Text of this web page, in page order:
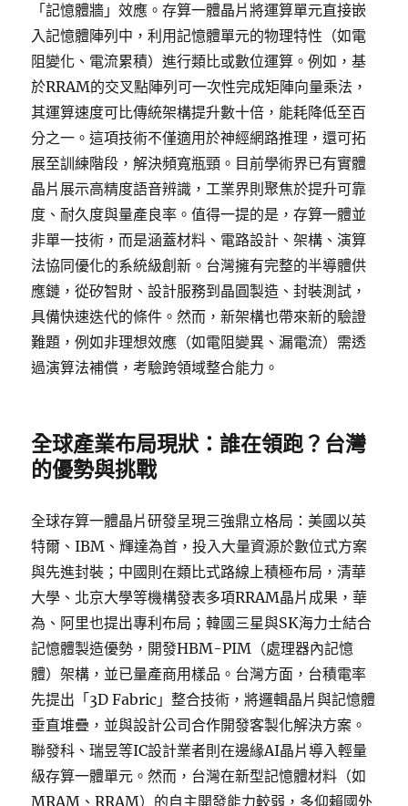
「記憶體牆」效應。存算一體晶片將運算單元直接嵌
入記憶體陣列中，利用記憶體單元的物理特性（如電
阻變化、電流累積）進行類比或數位運算。例如，基
於RRAM的交叉點陣列可一次性完成矩陣向量乘法，
其運算速度可比傳統架構提升數十倍，能耗降低至百
分之一。這項技術不僅適用於神經網路推理，還可拓
展至訓練階段，解決頻寬瓶頸。目前學術界已有實體
晶片展示高精度語音辨識，工業界則聚焦於提升可靠
度、耐久度與量產良率。值得一提的是，存算一體並
非單一技術，而是涵蓋材料、電路設計、架構、演算
法協同優化的系統級創新。台灣擁有完整的半導體供
應鏈，從矽智財、設計服務到晶圓製造、封裝測試，
具備快速迭代的條件。然而，新架構也帶來新的驗證
難題，例如非理想效應（如電阻變異、漏電流）需透
過演算法補償，考驗跨領域整合能力。
全球產業布局現狀：誰在領跑？台灣
的優勢與挑戰
全球存算一體晶片研發呈現三強鼎立格局：美國以英
特爾、IBM、輝達為首，投入大量資源於數位式方案
與先進封裝；中國則在類比式路線上積極布局，清華
大學、北京大學等機構發表多項RRAM晶片成果，華
為、阿里也提出專利布局；韓國三星與SK海力士結合
記憶體製造優勢，開發HBM-PIM（處理器內記憶
體）架構，並已量產商用樣品。台灣方面，台積電率
先提出「3D Fabric」整合技術，將邏輯晶片與記憶體
垂直堆疊，並與設計公司合作開發客製化解決方案。
聯發科、瑞昱等IC設計業者則在邊緣AI晶片導入輕量
級存算一體單元。然而，台灣在新型記憶體材料（如
MRAM、RRAM）的自主開發能力較弱，多仰賴國外